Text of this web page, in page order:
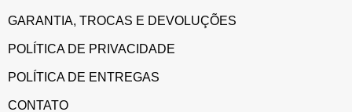
GARANTIA, TROCAS E DEVOLUÇÕES
POLÍTICA DE PRIVACIDADE
POLÍTICA DE ENTREGAS
CONTATO